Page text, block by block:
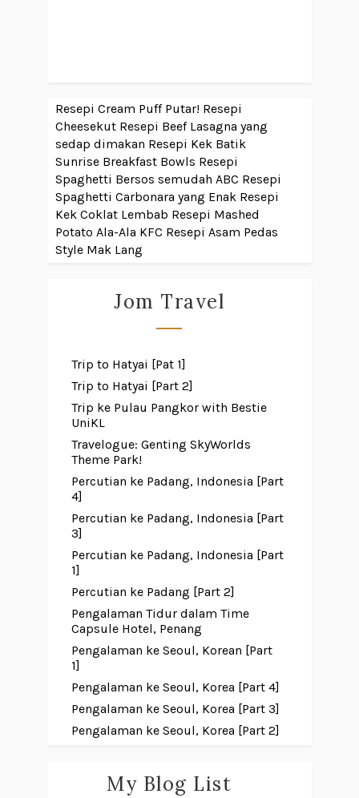
Resepi Cream Puff Putar! Resepi
Cheesekut Resepi Beef Lasagna yang
sedap dimakan Resepi Kek Batik
Sunrise Breakfast Bowls Resepi
Spaghetti Bersos semudah ABC Resepi
Spaghetti Carbonara yang Enak Resepi
Kek Coklat Lembab Resepi Mashed
Potato Ala-Ala KFC Resepi Asam Pedas
Style Mak Lang
Jom Travel
Trip to Hatyai [Pat 1]
Trip to Hatyai [Part 2]
Trip ke Pulau Pangkor with Bestie
UniKL
Travelogue: Genting SkyWorlds
Theme Park!
Percutian ke Padang, Indonesia [Part
4]
Percutian ke Padang, Indonesia [Part
3]
Percutian ke Padang, Indonesia [Part
1]
Percutian ke Padang [Part 2]
Pengalaman Tidur dalam Time
Capsule Hotel, Penang
Pengalaman ke Seoul, Korean [Part
1]
Pengalaman ke Seoul, Korea [Part 4]
Pengalaman ke Seoul, Korea [Part 3]
Pengalaman ke Seoul, Korea [Part 2]
My Blog List